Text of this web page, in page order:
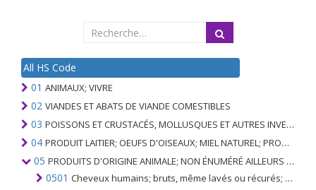
All HS Code
01 ANIMAUX; VIVRE
02 VIANDES ET ABATS DE VIANDE COMESTIBLES
03 POISSONS ET CRUSTACÉS, MOLLUSQUES ET AUTRES INVERTÉBRÉS AQUATIQUES
04 PRODUIT LAITIER; OEUFS D'OISEAUX; MIEL NATUREL; PRODUITS COMESTIBLES D'ORIGINE ANIMALE, NON ÉNUMÉRÉS AILLEURS OU INCLUS
05 PRODUITS D'ORIGINE ANIMALE; NON ÉNUMÉRÉ AILLEURS OU INCLUS
0501 Cheveux humains; bruts, même lavés ou récurés; perte de cheveux humains